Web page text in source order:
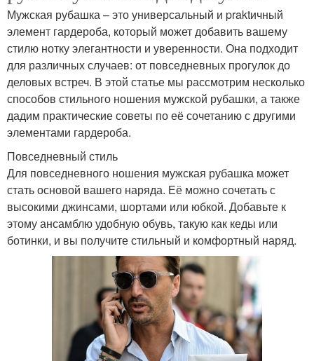
Мужская рубашка – это универсальный и praktичный
элемент гардероба, который может добавить вашему
стилю нотку элегантности и уверенности. Она подходит
для различных случаев: от повседневных прогулок до
деловых встреч. В этой статье мы рассмотрим несколько
способов стильного ношения мужской рубашки, а также
дадим практические советы по её сочетанию с другими
элементами гардероба.
Повседневный стиль
Для повседневного ношения мужская рубашка может
стать основой вашего наряда. Её можно сочетать с
высокими джинсами, шортами или юбкой. Добавьте к
этому ансамблю удобную обувь, такую как кеды или
ботинки, и вы получите стильный и комфортный наряд.